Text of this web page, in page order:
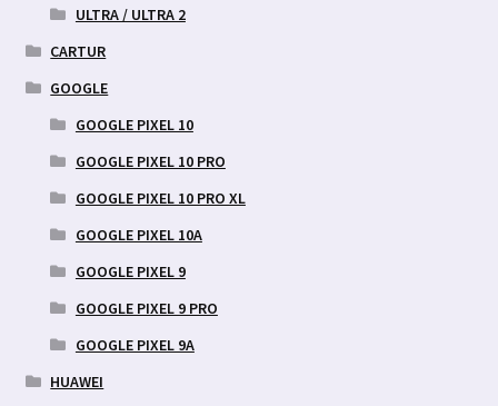
ULTRA / ULTRA 2
CARTUR
GOOGLE
GOOGLE PIXEL 10
GOOGLE PIXEL 10 PRO
GOOGLE PIXEL 10 PRO XL
GOOGLE PIXEL 10A
GOOGLE PIXEL 9
GOOGLE PIXEL 9 PRO
GOOGLE PIXEL 9A
HUAWEI